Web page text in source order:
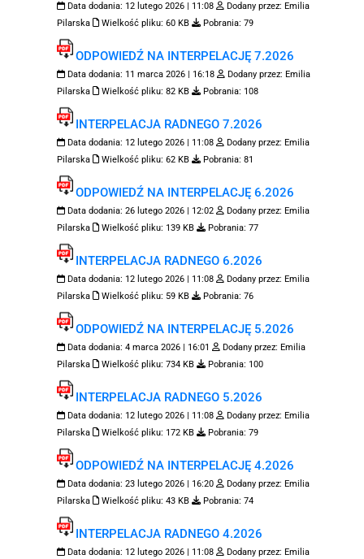
Data dodania: 12 lutego 2026 | 11:08 Dodany przez: Emilia
Pilarska
Wielkość pliku: 60 KB Pobrania: 79
ODPOWIEDŹ NA INTERPELACJĘ 7.2026
Data dodania: 11 marca 2026 | 16:18 Dodany przez: Emilia
Pilarska
Wielkość pliku: 82 KB Pobrania: 108
INTERPELACJA RADNEGO 7.2026
Data dodania: 12 lutego 2026 | 11:08 Dodany przez: Emilia
Pilarska
Wielkość pliku: 62 KB Pobrania: 81
ODPOWIEDŹ NA INTERPELACJĘ 6.2026
Data dodania: 26 lutego 2026 | 12:02 Dodany przez: Emilia
Pilarska
Wielkość pliku: 139 KB Pobrania: 77
INTERPELACJA RADNEGO 6.2026
Data dodania: 12 lutego 2026 | 11:08 Dodany przez: Emilia
Pilarska
Wielkość pliku: 59 KB Pobrania: 76
ODPOWIEDŹ NA INTERPELACJĘ 5.2026
Data dodania: 4 marca 2026 | 16:01 Dodany przez: Emilia
Pilarska
Wielkość pliku: 734 KB Pobrania: 100
INTERPELACJA RADNEGO 5.2026
Data dodania: 12 lutego 2026 | 11:08 Dodany przez: Emilia
Pilarska
Wielkość pliku: 172 KB Pobrania: 79
ODPOWIEDŹ NA INTERPELACJĘ 4.2026
Data dodania: 23 lutego 2026 | 16:20 Dodany przez: Emilia
Pilarska
Wielkość pliku: 43 KB Pobrania: 74
INTERPELACJA RADNEGO 4.2026
Data dodania: 12 lutego 2026 | 11:08 Dodany przez: Emilia